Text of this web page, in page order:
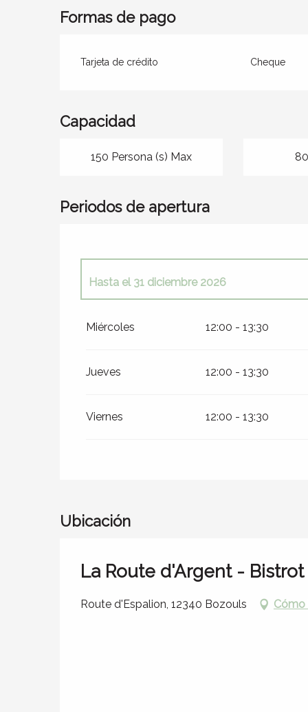
Formas de pago
Tarjeta de crédito Cheque
Capacidad
150 Persona (s) Max
Periodos de apertura
Del4 febrero 2026 28 junio 2026
Hasta el31 diciembre 2026
Miércoles 12:00 - 13:30
Jueves 12:00 - 13:30
Viernes 12:00 - 13:30
Ubicación
La Route d'Argent - Bistrot
Route d'Espalion, 12340 Bozouls Cómo